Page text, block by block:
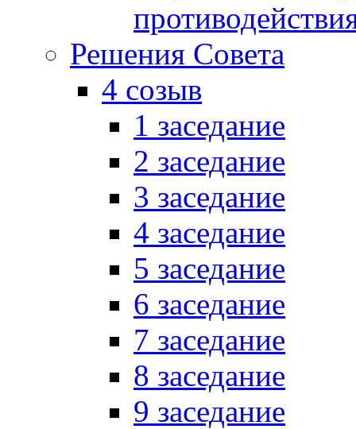
Решения Совета
4 созыв
1 заседание
2 заседание
3 заседание
4 заседание
5 заседание
6 заседание
7 заседание
8 заседание
9 заседание